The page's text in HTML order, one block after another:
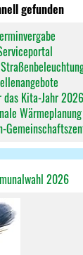
gefunden
das Kita-Jahr
Wärmeplanung
2026